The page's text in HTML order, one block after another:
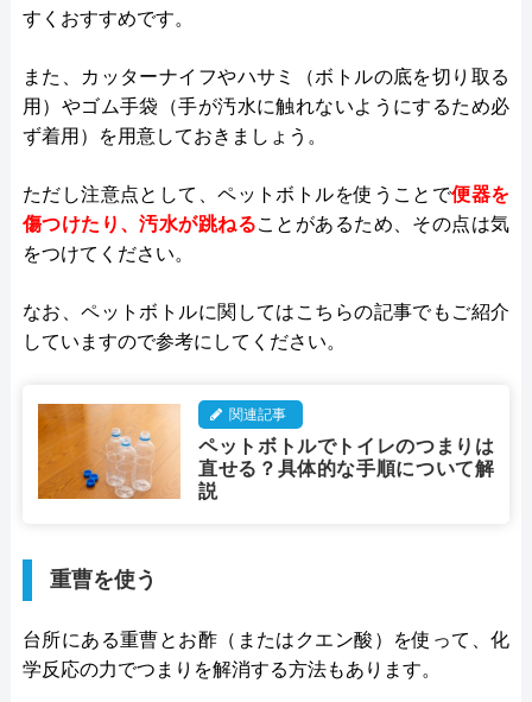
すくおすすめです​。
また、カッターナイフやハサミ（ボトルの底を切り取る
用）やゴム手袋（手が汚水に触れないようにするため必
ず着用）を用意しておきましょう。
ただし注意点として、ペットボトルを使うことで便器を
傷つけたり、汚水が跳ねることがあるため、その点は気
をつけてください。
なお、ペットボトルに関してはこちらの記事でもご紹介
していますので参考にしてください。
関連記事
ペットボトルでトイレのつまりは
直せる？具体的な手順について解
説
重曹を使う
台所にある重曹とお酢（またはクエン酸）を使って、化
学反応の力でつまりを解消する方法もあります​。